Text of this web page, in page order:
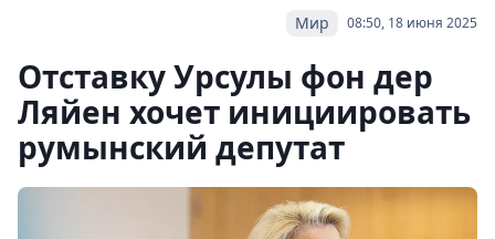
08:50, 18 июня 2025
Мир
Отставку Урсулы фон дер
Ляйен хочет инициировать
румынский депутат